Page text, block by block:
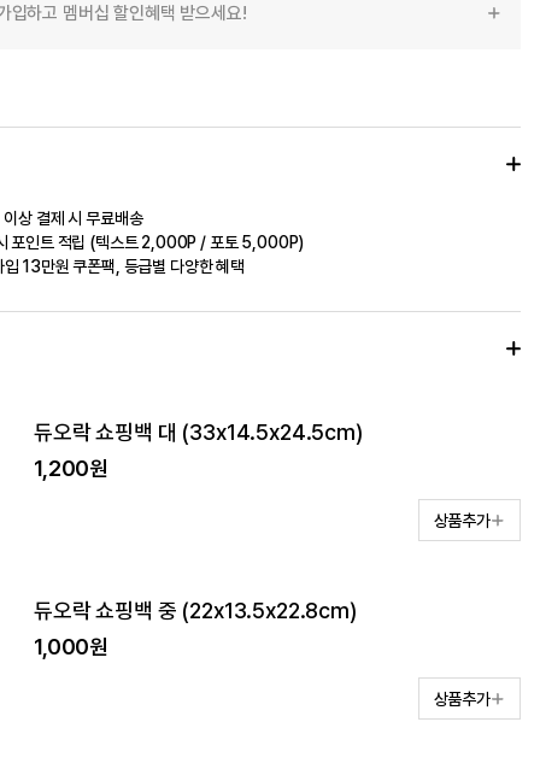
입하고 멤버십 할인혜택 받으세요!
상 결제 시 무료배송
포인트 적립 (텍스트 2,000P / 포토 5,000P)
입 13만원 쿠폰팩, 등급별 다양한 혜택
듀오락 쇼핑백 대 (33x14.5x24.5cm)
1,200원
상품추가
듀오락 쇼핑백 중 (22x13.5x22.8cm)
1,000원
상품추가